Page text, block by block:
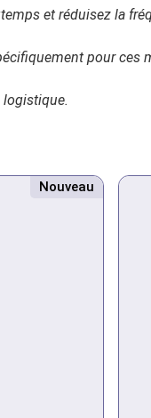
et réduisez la
pour ces
Nouveau